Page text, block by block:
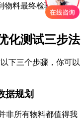
物料最终检验入库可
化测试三步法
下三个步骤，你可以
据规划
非所有物料都值得我